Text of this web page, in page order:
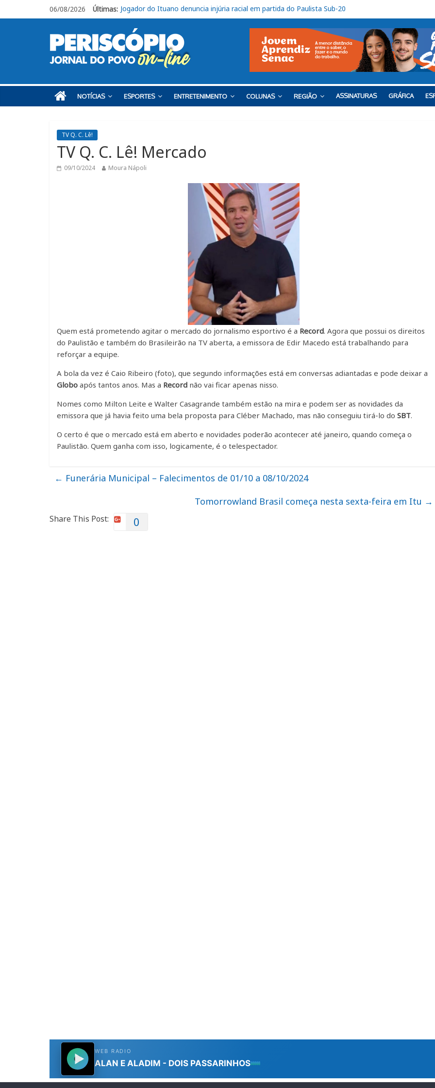
06/08/2026 Últimas: Jovem morre após acidente na SP-075, em Itu
Ituano segue focado no confronto contra o Barra
Em Piracicaba, base do Ituano tem uma vitória e um empate
Campeonato Amador Série Ouro tem sequência em Itu
Jogador do Ituano denuncia injúria racial em partida do Paulista Sub-20
NOTÍCIAS ESPORTES ENTRETENIMENTO COLUNAS REGIÃO ASSINATURAS GRÁFICA
TV Q. C. Lê!
TV Q. C. Lê! Mercado
09/10/2024 Moura Nápoli
Quem está prometendo agitar o mercado do jornalismo esportivo é a Record. Agora que possui os direitos
do Paulistão e também do Brasileirão na TV aberta, a emissora de Edir Macedo está trabalhando para
reforçar a equipe.
A bola da vez é Caio Ribeiro (foto), que segundo informações está em conversas adiantadas e pode deixar a
Globo após tantos anos. Mas a Record não vai ficar apenas nisso.
Nomes como Milton Leite e Walter Casagrande também estão na mira e podem ser as novidades da
emissora que já havia feito uma bela proposta para Cléber Machado, mas não conseguiu tirá-lo do SBT.
O certo é que o mercado está em aberto e novidades poderão acontecer até janeiro, quando começa o
Paulistão. Quem ganha com isso, logicamente, é o telespectador.
← Funerária Municipal – Falecimentos de 01/10 a 08/10/2024
Tomorrowland Brasil começa nesta sexta-feira em Itu →
Share This Post: 0